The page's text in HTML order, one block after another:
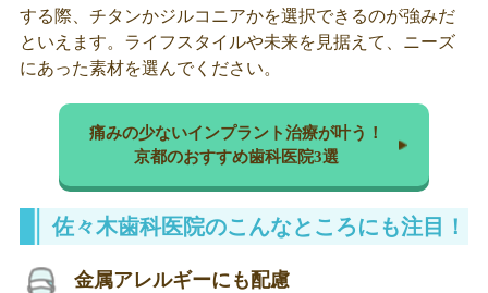
する際、チタンかジルコニアかを選択できるのが強みだ
といえます。ライフスタイルや未来を見据えて、ニーズ
にあった素材を選んでください。
痛みの少ないインプラント治療が叶う！
京都のおすすめ歯科医院3選
佐々木歯科医院のこんなところにも注目！
金属アレルギーにも配慮